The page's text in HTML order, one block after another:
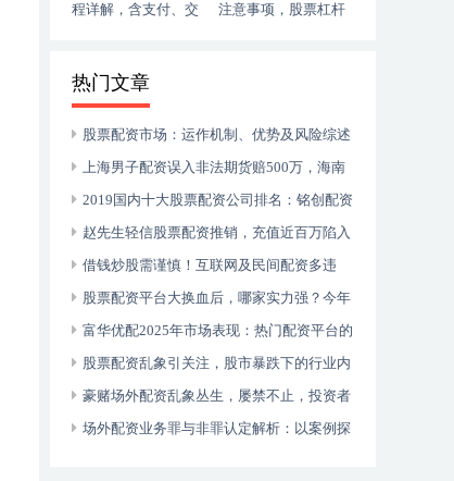
程详解，含支付、交
注意事项，股票杠杆
热门文章
股票配资市场：运作机制、优势及风险综述
上海男子配资误入非法期货赔500万，海南
贝格富涉嫌诈骗，揭秘股票配资
2019国内十大股票配资公司排名：铭创配资
与恒瑞行配资领衔
赵先生轻信股票配资推销，充值近百万陷入
虚拟盘骗局，需警惕诈骗陷阱
借钱炒股需谨慎！互联网及民间配资多违
法，最高法明确场外配资合同效力及利息返还
股票配资平台大换血后，哪家实力强？今年
排名第一的金牛配资了解下
富华优配2025年市场表现：热门配资平台的
优势与争议分析
股票配资乱象引关注，股市暴跌下的行业内
外伤令人忧
豪赌场外配资乱象丛生，屡禁不止，投资者
血本无归
场外配资业务罪与非罪认定解析：以案例探